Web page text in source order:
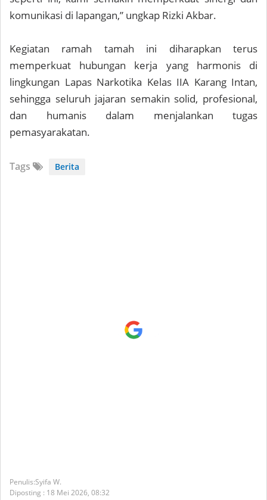
komunikasi di lapangan,” ungkap Rizki Akbar.
Kegiatan ramah tamah ini diharapkan terus
memperkuat hubungan kerja yang harmonis di
lingkungan Lapas Narkotika Kelas IIA Karang Intan,
sehingga seluruh jajaran semakin solid, profesional,
dan humanis dalam menjalankan tugas
pemasyarakatan.
Tags Berita
Syifa W.
Diposting : 18 Mei 2026, 08:32